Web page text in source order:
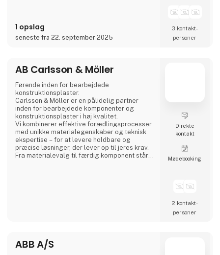
forskellige materialer, herunder stål, rustfrit
stål, aluminium, bronze og teknisk plast. Tjene
1 opslag
seneste fra 22. september 2025
3 kontakt­
personer
AB Carlsson & Möller
Førende inden for bearbejdede
konstruktionsplaster.
Carlsson & Möller er en pålidelig partner
inden for bearbejdede komponenter og
konstruktionsplaster i høj kvalitet.
Vi kombinerer effektive forædlingsprocesser
med unikke materialegenskaber og teknisk
ekspertise – for at levere holdbare og
præcise løsninger, der lever op til jeres krav.
Fra materialevalg til færdig komponent står
Direkte
kontakt
Møde­booking
2 kontakt­
personer
ABB A/S